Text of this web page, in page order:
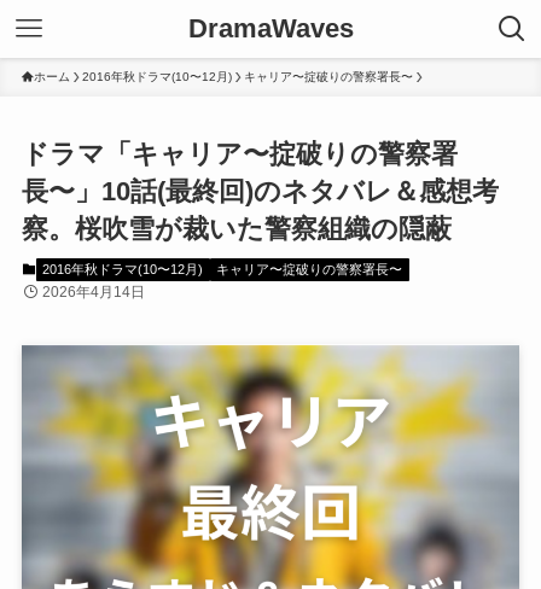
DramaWaves
ホーム 2016年秋ドラマ(10〜12月) キャリア〜掟破りの警察署長〜
ドラマ「キャリア〜掟破りの警察署
長〜」10話(最終回)のネタバレ＆感想考
察。桜吹雪が裁いた警察組織の隠蔽
2016年秋ドラマ(10〜12月) キャリア〜掟破りの警察署長〜
2026年4月14日